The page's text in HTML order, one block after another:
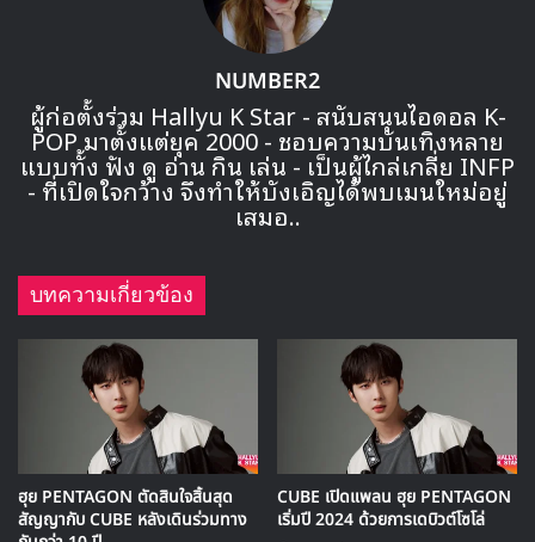
▶ คลิกดูสัมภาษณ์พิเศษ
โดยเพลงโปรโมต ‘Humph! นี้เป็นฝีมือการโปรดิวซ์ของ
Giriboy และสมาชิกของวงอย่าง Hui กับสไตล์เพลงฮิปฮอป กับ
เนื้อเพลงที่ได้แรงบันดาลใจมาจากความทรงจำในวัยเด็ก ที่
พยายามแกล้งทำเป็นว่าตัวเองไม่ชอบคนๆ หนึ่งทั้งที่ชอบ
กำลังจะเกิดขึ้นจากนี้กัน
53718528?s=19
Humph! PENTAGON SUM(ME:R)
NUMBER2
ผู้ก่อตั้งร่วม Hallyu K Star - สนับสนุนไอดอล K-
POP มาตั้งแต่ยุค 2000 - ชอบความบันเทิงหลาย
แบบทั้ง ฟัง ดู อ่าน กิน เล่น - เป็นผู้ไกล่เกลี่ย INFP
- ที่เปิดใจกว้าง จึงทำให้บังเอิญได้พบเมนใหม่อยู่
เสมอ..
บทความเกี่ยวข้อง
ฮุย PENTAGON ตัดสินใจสิ้นสุด
สัญญากับ CUBE หลังเดินร่วมทาง
CUBE เปิดแพลน ฮุย PENTAGON
เริ่มปี 2024 ด้วยการเดบิวต์โซโล่